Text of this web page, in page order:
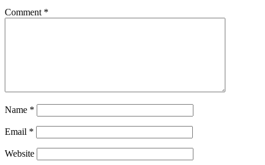
Comment *
Name *
Email *
Website